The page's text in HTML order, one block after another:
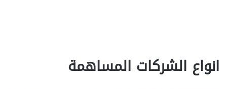
انواع الشركات المساهمة